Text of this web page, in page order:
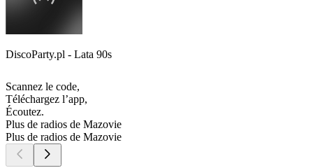
DiscoParty.pl - Lata 90s
Scannez le code,
Téléchargez l’app,
Écoutez.
Plus de radios de Mazovie
Plus de radios de Mazovie